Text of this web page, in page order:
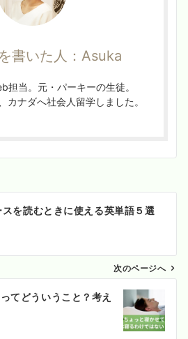
書いた人：Asuka
担当。元・パーキーの生徒。
カナダへ社会人留学しました。
を読むときに使える英単語５選
次のページへ
てどういうこと？考え